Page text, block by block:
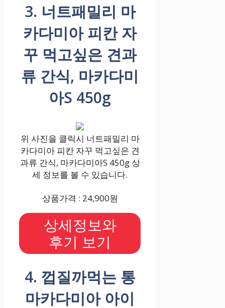
3. 너트패밀리 마
카다미아 피칸 자
꾸 먹고싶은 견과
류 간식, 마카다미
아S 450g
위 사진을 클릭시 너트패밀리 마
카다미아 피칸 자꾸 먹고싶은 견
과류 간식, 마카다미아S 450g 상
세 정보를 볼 수 있습니다.
상품가격 : 24,900원
상세정보와
후기 보기
4. 껍질까먹는 통
마카다미아 아이